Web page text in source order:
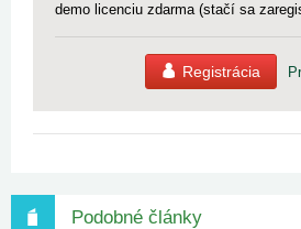
demo licenciu zdarma (stačí sa
Registrácia
Podobné články